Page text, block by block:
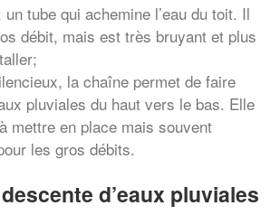
tube qui achemine l’eau du toit. Il
débit, mais est très bruyant et plus
la chaîne permet de faire
pluviales du haut vers le bas. Elle
mettre en place mais souvent
les gros débits.
d’eaux pluviales